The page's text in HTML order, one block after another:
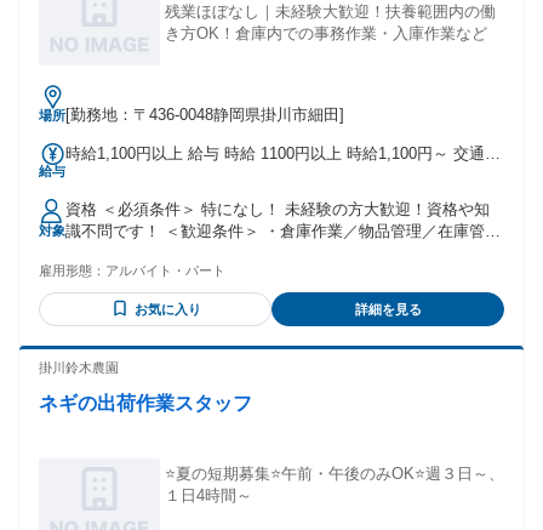
残業ほぼなし｜未経験大歓迎！扶養範囲内の働
き方OK！倉庫内での事務作業・入庫作業など
場所[勤務地：〒436-0048静岡県掛川市細田]
給与
時給1,100円以上 給与 時給 1100円以上 時給1,100円～ 交通
対象
資格 ＜必須条件＞ 特になし！ 未経験の方大歓迎！資格や知
識不問です！ ＜歓迎条件＞ ・倉庫作業／物品管理／在庫管理
クでお仕事お探し中の方も歓迎 ・学歴不問！中卒・高卒OK
・資格不要・経験不問 ・フリーター歓迎 ・長期勤務できる方
・副業、WワークOK ・ミドル世代も活躍中 ＜こんな方もぜ
用事でのお休み調整もOK！
雇用形態： アルバイト・パート
お気に入り 詳細を見る
掛川鈴木農園
ネギの出荷作業スタッフ
⭐夏の短期募集⭐午前・午後のみOK⭐週３日～、
１日4時間～